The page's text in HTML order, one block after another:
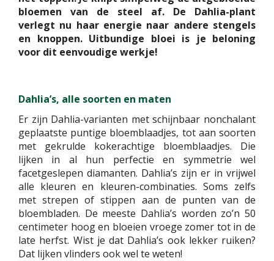
bloemen van de steel af. De Dahlia-plant
verlegt nu haar energie naar andere stengels
en knoppen. Uitbundige bloei is je beloning
voor dit eenvoudige werkje!
Dahlia’s, alle soorten en maten
Er zijn Dahlia-varianten met schijnbaar nonchalant
geplaatste puntige bloemblaadjes, tot aan soorten
met gekrulde kokerachtige bloemblaadjes. Die
lijken in al hun perfectie en symmetrie wel
facetgeslepen diamanten. Dahlia’s zijn er in vrijwel
alle kleuren en kleuren-combinaties. Soms zelfs
met strepen of stippen aan de punten van de
bloembladen. De meeste Dahlia’s worden zo’n 50
centimeter hoog en bloeien vroege zomer tot in de
late herfst. Wist je dat Dahlia’s ook lekker ruiken?
Dat lijken vlinders ook wel te weten!